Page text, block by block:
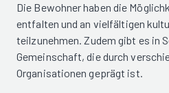
Die Bewohner haben die
entfalten und an vielfältigen
teilzunehmen. Zudem gibt es in
Gemeinschaft, die durch
Organisationen geprägt ist.